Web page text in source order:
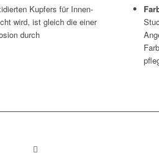
Kupfers für Innen-
wird, ist gleich die einer
durch